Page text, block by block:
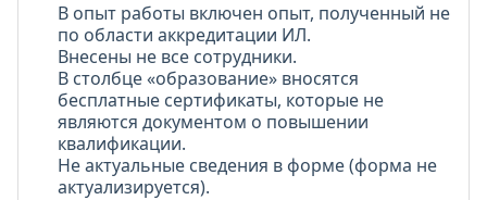
В опыт работы включен опыт, полученный не
по области аккредитации ИЛ.
Внесены не все сотрудники.
В столбце «образование» вносятся
бесплатные сертификаты, которые не
являются документом о повышении
квалификации.
Не актуальные сведения в форме (форма не
актуализируется).